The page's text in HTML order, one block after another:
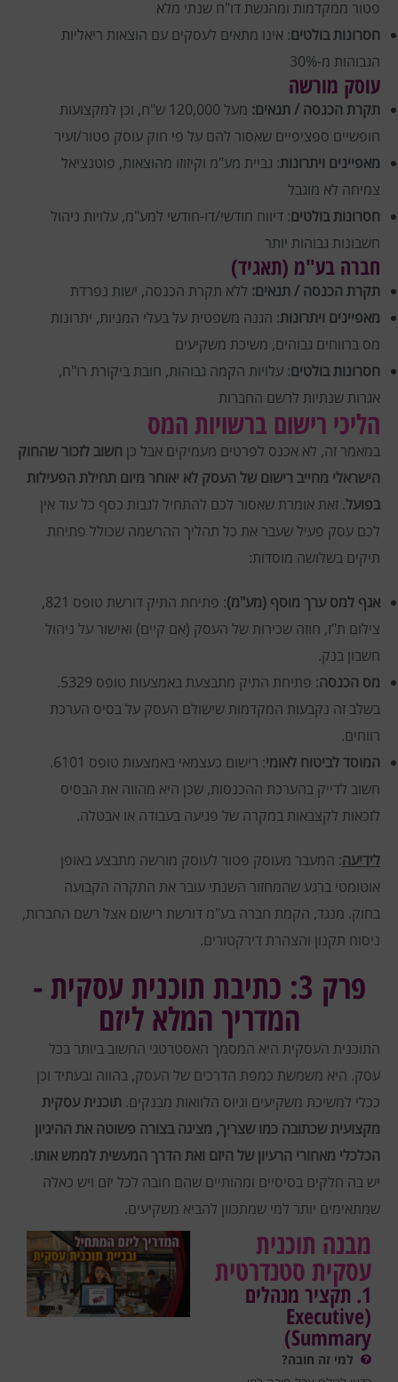
פטור ממקדמות ומהגשת דו"ח שנתי מלא
חסרונות בולטים: אינו מתאים לעסקים עם הוצאות ריאליות
הגבוהות מ-30%
עוסק מורשה
תקרת הכנסה / תנאים:
מעל 120,000 ש"ח, וכן למקצועות
חופשיים ספציפיים שאסור להם על פי חוק עוסק פטור/זעיר
מאפיינים ויתרונות: גביית מע"מ וקיזוזו מהוצאות, פוטנציאל
צמיחה לא מוגבל
חסרונות בולטים: דיווח חודשי/דו-חודשי למע"מ, עלויות ניהול
חשבונות גבוהות יותר
חברה בע"מ (תאגיד)
תקרת הכנסה / תנאים: ללא תקרת הכנסה, ישות נפרדת
מאפיינים ויתרונות: הגנה משפטית על בעלי המניות, יתרונות
מס ברווחים גבוהים, משיכת משקיעים
חסרונות בולטים: עלויות הקמה גבוהות, חובת ביקורת רו"ח,
אגרות שנתיות לרשם החברות
הליכי רישום ברשויות המס
במאמר זה, לא אכנס לפרטים מעמיקים אבל כן חשוב לזכור שהחוק
הישראלי מחייב רישום של העסק לא יאוחר מיום תחילת הפעילות
בפועל. זאת אומרת שאסור לכם להתחיל לגבות כסף כל עוד אין
לכם עסק פעיל שעבר את כל תהליך ההרשמה שכולל פתיחת
תיקים בשלושה מוסדות:
אגף למס ערך מוסף (מע"מ)
: פתיחת התיק דורשת טופס 821,
צילום ת"ז, חוזה שכירות של העסק (אם קיים) ואישור על ניהול
חשבון בנק.
מס הכנסה
: פתיחת התיק מתבצעת באמצעות טופס 5329.
בשלב זה נקבעות המקדמות שישולם העסק על בסיס הערכת
רווחים.
המוסד לביטוח לאומי
: רישום כעצמאי באמצעות טופס 6101.
חשוב לדייק בהערכת ההכנסות, שכן היא מהווה את הבסיס
לזכאות לקצבאות במקרה של פגיעה בעבודה או אבטלה.
לידיעה: המעבר מעוסק פטור לעוסק מורשה מתבצע באופן
אוטומטי ברגע שהמחזור השנתי עובר את התקרה הקבועה
בחוק. מנגד, הקמת חברה בע"מ דורשת רישום אצל רשם החברות,
ניסוח תקנון והצהרת דירקטורים.
פרק 3: כתיבת תוכנית עסקית -
המדריך המלא ליזם
התוכנית העסקית היא המסמך האסטרטגי החשוב ביותר בכל
עסק. היא משמשת כמפת הדרכים של העסק, בהווה ובעתיד וכן
ככלי למשיכת משקיעים וגיוס הלוואות מבנקים. תוכנית עסקית
מקצועית שכתובה כמו שצריך, מציגה בצורה פשוטה את ההיגיון
הכלכלי מאחורי הרעיון של היזם ואת הדרך המעשית לממש אותו.
יש בה חלקים בסיסיים ומהותיים שהם חובה לכל יזם ויש כאלה
שמתאימים יותר למי שמתכוון להביא משקיעים.
מבנה תוכנית
עסקית סטנדרטית
1. תקציר מנהלים
(Executive
Summary)
למי זה חובה?